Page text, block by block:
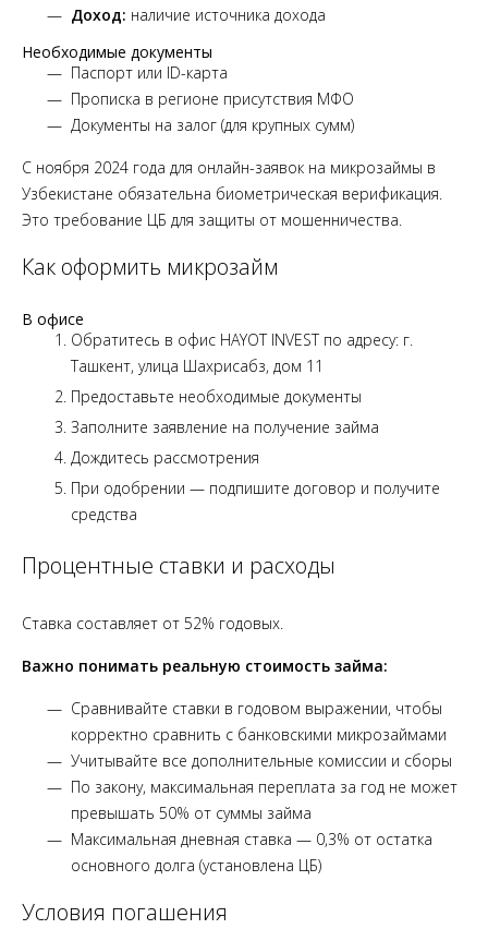
Доход: наличие источника дохода
Необходимые документы
Паспорт или ID-карта
Прописка в регионе присутствия МФО
Документы на залог (для крупных сумм)
С ноября 2024 года для онлайн-заявок на микрозаймы в
Узбекистане обязательна биометрическая верификация.
Это требование ЦБ для защиты от мошенничества.
Как оформить микрозайм
В офисе
Обратитесь в офис HAYOT INVEST по адресу: г.
Ташкент, улица Шахрисабз, дом 11
Предоставьте необходимые документы
Заполните заявление на получение займа
Дождитесь рассмотрения
При одобрении — подпишите договор и получите
средства
Процентные ставки и расходы
Ставка составляет от 52% годовых.
Важно понимать реальную стоимость займа:
Сравнивайте ставки в годовом выражении, чтобы
корректно сравнить с банковскими микрозаймами
Учитывайте все дополнительные комиссии и сборы
По закону, максимальная переплата за год не может
превышать 50% от суммы займа
Максимальная дневная ставка — 0,3% от остатка
основного долга (установлена ЦБ)
Условия погашения